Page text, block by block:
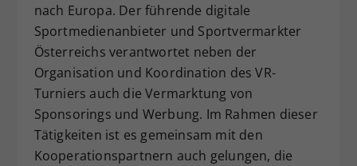
nach Europa. Der führende digitale
Sportmedienanbieter und Sportvermarkter
Österreichs verantwortet neben der
Organisation und Koordination des VR-
Turniers auch die Vermarktung von
Sponsorings und Werbung. Im Rahmen dieser
Tätigkeiten ist es gemeinsam mit den
Kooperationspartnern auch gelungen, die